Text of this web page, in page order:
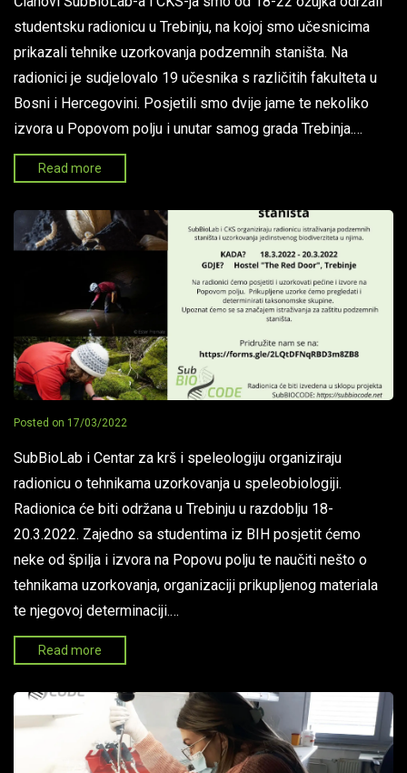
studentsku radionicu u Trebinju, na kojoj smo učesnicima
prikazali tehnike uzorkovanja podzemnih staništa. Na
radionici je sudjelovalo 19 učesnika s različitih fakulteta u
Bosni i Hercegovini. Posjetili smo dvije jame te nekoliko
izvora u Popovom polju i unutar samog grada Trebinja.…
Read more
Posted on 17/03/2022
SubBioLab i Centar za krš i speleologiju organiziraju
radionicu o tehnikama uzorkovanja u speleobiologiji.
Radionica će biti održana u Trebinju u razdoblju 18-
20.3.2022. Zajedno sa studentima iz BIH posjetit ćemo
neke od špilja i izvora na Popovu polju te naučiti nešto o
tehnikama uzorkovanja, organizaciji prikupljenog materiala
te njegovoj determinaciji.…
Read more